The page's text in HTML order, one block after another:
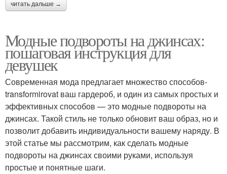
читать дальше →
Модные подвороты на джинсах:
пошаговая инструкция для
девушек
Современная мода предлагает множество способов-
transformirovat ваш гардероб, и один из самых простых и
эффективных способов — это модные подвороты на
джинсах. Такой стиль не только обновит ваш образ, но и
позволит добавить индивидуальности вашему наряду. В
этой статье мы рассмотрим, как сделать модные
подвороты на джинсах своими руками, используя
простые и понятные шаги.